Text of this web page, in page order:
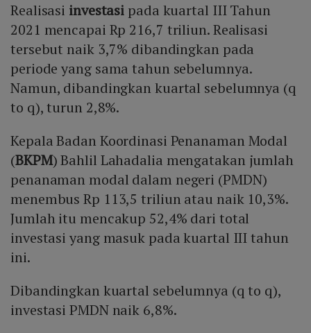
Realisasi investasi pada kuartal III Tahun
2021 mencapai Rp 216,7 triliun. Realisasi
tersebut naik 3,7% dibandingkan pada
periode yang sama tahun sebelumnya.
Namun, dibandingkan kuartal sebelumnya (q
to q), turun 2,8%.
Kepala Badan Koordinasi Penanaman Modal
(BKPM) Bahlil Lahadalia mengatakan jumlah
penanaman modal dalam negeri (PMDN)
menembus Rp 113,5 triliun atau naik 10,3%.
Jumlah itu mencakup 52,4% dari total
investasi yang masuk pada kuartal III tahun
ini.
Dibandingkan kuartal sebelumnya (q to q),
investasi PMDN naik 6,8%.